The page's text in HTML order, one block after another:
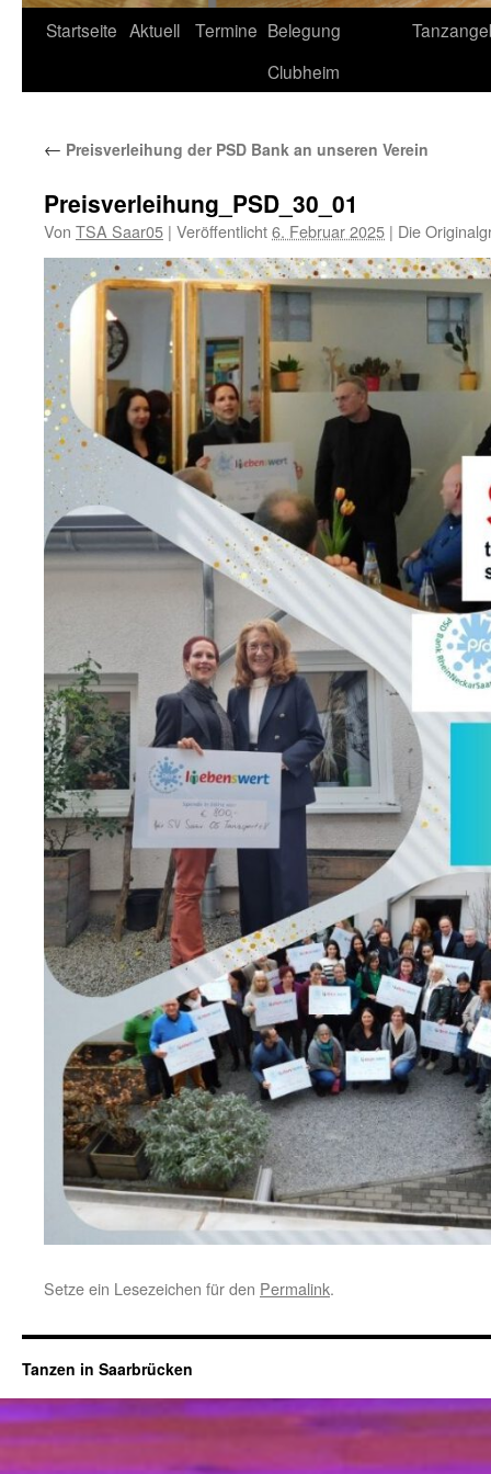
Startseite Aktuell Termine Belegung
Clubheim
← Preisverleihung der PSD Bank an unseren Verein
Preisverleihung_PSD_30_01
Von TSA Saar05 | Veröffentlicht6. Februar 2025 | Die
Setze ein Lesezeichen für den Permalink.
Tanzen in Saarbrücken